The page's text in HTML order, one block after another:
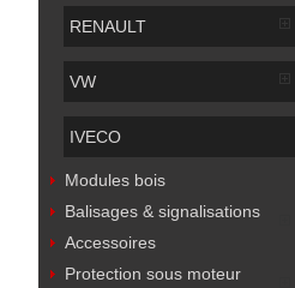
RENAULT
VW
IVECO
Modules bois
Balisages & signalisations
Accessoires
Protection sous moteur